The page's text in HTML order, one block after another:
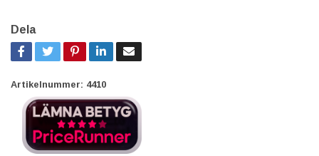
Dela
Artikelnummer: 4410